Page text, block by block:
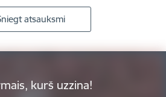
atsauksmi
kurš uzzina!